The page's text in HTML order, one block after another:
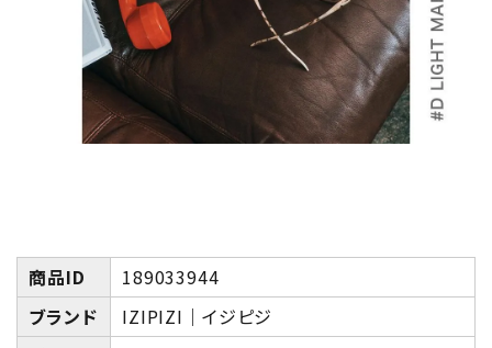
商品ID
189033944
ブランド
IZIPIZI｜イジピジ